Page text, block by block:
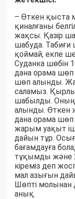
– Өткен қыста
қиналғаны
жақсы. Қазір
шабуда.
қоймай, екпе
Суданка шөбін
дана орама шөп
шөп алынды.
саламыз.
шабылды. Оның
алынды. Өткен
дана орама шөп
жарым уақыт
дайын тұр.
бағамдауға
тұқымды және
кіреміз деп
мал азығын
Шөпті
анық.